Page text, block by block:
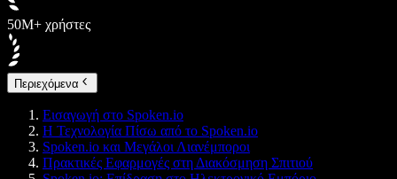
50M+ χρήστες
Περιεχόμενα
Εισαγωγή στο Spoken.io
Η Τεχνολογία Πίσω από το Spoken.io
Spoken.io και Μεγάλοι Λιανέμποροι
Πρακτικές Εφαρμογές στη Διακόσμηση Σπιτιού